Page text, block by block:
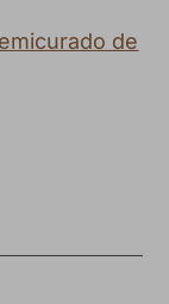
de